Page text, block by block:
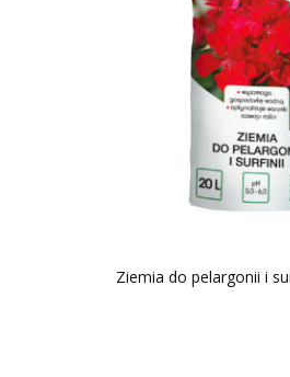
Ziemia do pelargonii i